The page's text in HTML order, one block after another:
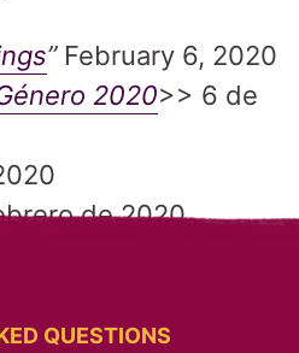
” February 6, 2020
2020>> 6 de
de 2020
QUESTIONS